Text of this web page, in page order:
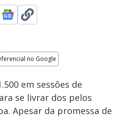
no Google
em sessões de
se livrar dos pelos
Apesar da promessa de